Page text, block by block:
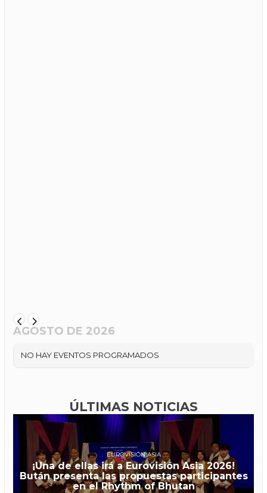
AGOSTO DE 2026
NO HAY EVENTOS PROGRAMADOS
ÚLTIMAS NOTICIAS
EUROVISIÓN ASIA
¡Una de ellas irá a Eurovisión Asia 2026!
Bután presenta las propuestas participantes
en el Rhythm of Bhutan